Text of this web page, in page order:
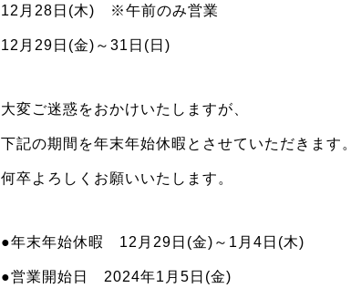
12月28日(木) ※午前のみ営業
12月29日(金)～31日(日)
大変ご迷惑をおかけいたしますが、
下記の期間を年末年始休暇とさせていただきます。
何卒よろしくお願いいたします。
●年末年始休暇 12月29日(金)～1月4日(木)
●営業開始日 2024年1月5日(金)